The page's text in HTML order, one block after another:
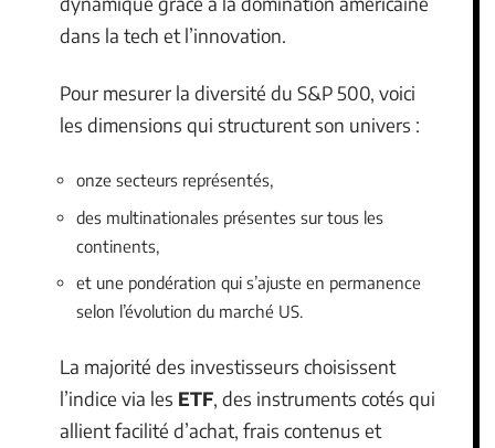
dans la tech et l’innovation.
Pour mesurer la diversité du S&P 500, voici
les dimensions qui structurent son univers :
onze secteurs représentés,
des multinationales présentes sur tous les
continents,
et une pondération qui s’ajuste en permanence
selon l’évolution du marché US.
La majorité des investisseurs choisissent
l’indice via les ETF, des instruments cotés qui
allient facilité d’achat, frais contenus et